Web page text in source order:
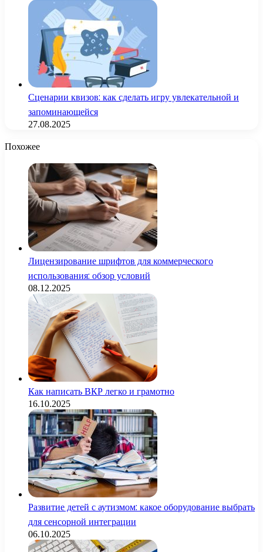
Сценарии квизов: как сделать игру увлекательной и
запоминающейся
27.08.2025
Похожее
Лицензирование шрифтов для коммерческого
использования: обзор условий
08.12.2025
Как написать ВКР легко и грамотно
16.10.2025
Развитие детей с аутизмом: какое оборудование выбрать
для сенсорной интеграции
06.10.2025